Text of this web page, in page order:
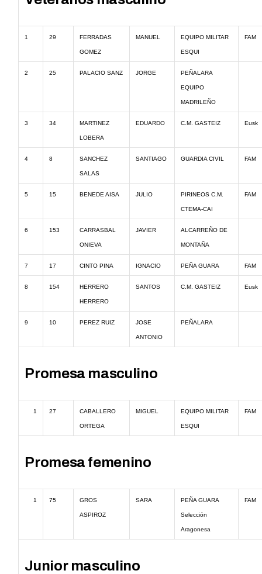
1 29 FERRADAS
GOMEZ
MANUEL EQUIPO MILITAR
ESQUI
FAM
2 25 PALACIO SANZ JORGE PEÑALARA
EQUIPO
MADRILEÑO
3 34 MARTINEZ
LOBERA
EDUARDO C.M. GASTEIZ Eusk
4 8 SANCHEZ
SALAS
SANTIAGO GUARDIA CIVIL FAM
5 15 BENEDE AISA JULIO PIRINEOS C.M.
CTEMA-CAI
FAM
6 153 CARRASBAL
ONIEVA
JAVIER ALCARREÑO DE
MONTAÑA
7 17 CINTO PINA IGNACIO PEÑA GUARA FAM
8 154 HERRERO
HERRERO
SANTOS C.M. GASTEIZ Eusk
9 10 PEREZ RUIZ JOSE
ANTONIO
PEÑALARA
Promesa masculino
1 27 CABALLERO
ORTEGA
MIGUEL EQUIPO MILITAR
ESQUI
FAM
Promesa femenino
1 75 GROS
ASPIROZ
SARA PEÑA GUARA
Selección
Aragonesa
FAM
Junior masculino